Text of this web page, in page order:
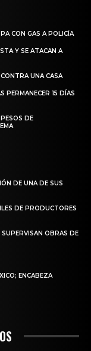
CON GAS A POLICÍA
Y SE ATACAN A
UNA CASA
PERMANECER 15 DÍAS
DE
DE UNA DE SUS
DE PRODUCTORES
OBRAS DE
ENCABEZA